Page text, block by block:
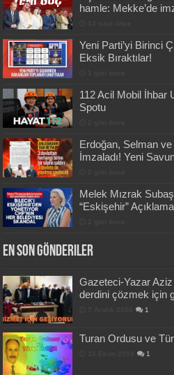
hamle: Mekke’de
Yeni Parti’yi Birinci
Eksik Bıraktılar!
112 Acil Mobil İhbar
Spotu
Erdoğan, Selman
İmzaladı! Yeni
Melek Mızrak
“Eskişehir”
En Son Gönderiler
Gazeteci-Yazar
derdini çözmek için
1
Turan Ordusu ve
1